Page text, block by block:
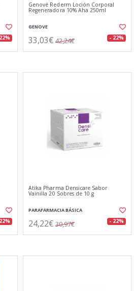
Genové Rederm Loción Corporal
Regeneradora 10% Aha 250ml
GENOVE
33,03€ 42,24€ - 22%
Atika Pharma Densicare Sabor
Vainilla 20 Sobres de 10 g
PARAFARMACIA BÁSICA
24,22€ 30,97€ - 22%